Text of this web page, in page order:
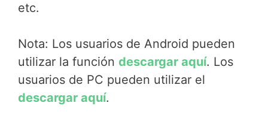
etc.
Nota: Los usuarios de Android pueden
utilizar la función descargar aquí. Los
usuarios de PC pueden utilizar el
descargar aquí.